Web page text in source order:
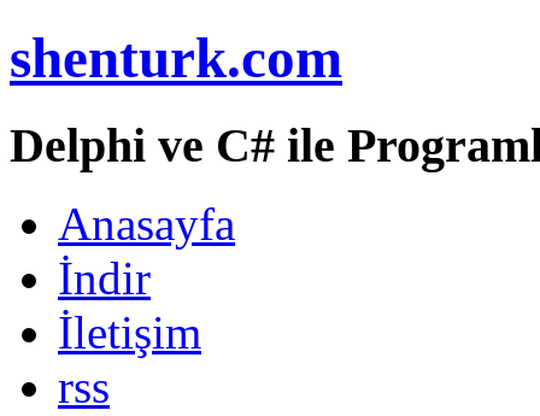
shenturk.com
Delphi ve C# ile
Anasayfa
İndir
İletişim
rss